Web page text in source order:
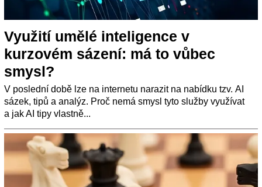
Využití umělé inteligence v
kurzovém sázení: má to vůbec
smysl?
V poslední době lze na internetu narazit na nabídku tzv. AI
sázek, tipů a analýz. Proč nemá smysl tyto služby využívat
a jak AI tipy vlastně...